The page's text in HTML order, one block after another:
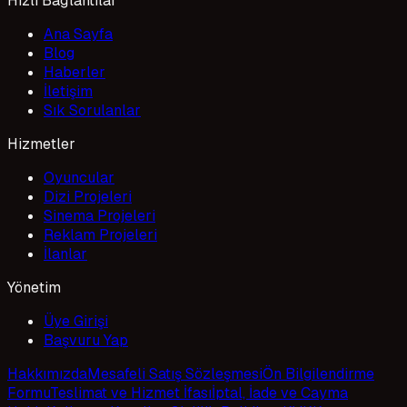
Ana Sayfa
Blog
Haberler
İletişim
Sık Sorulanlar
Hizmetler
Oyuncular
Dizi Projeleri
Sinema Projeleri
Reklam Projeleri
İlanlar
Yönetim
Üye Girişi
Başvuru Yap
HakkımızdaMesafeli Satış SözleşmesiÖn Bilgilendirme
FormuTeslimat ve Hizmet İfasıİptal, İade ve Cayma